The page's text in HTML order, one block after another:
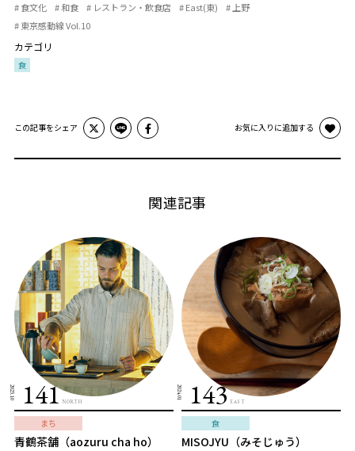
# 食文化 # 和食 # レストラン・飲食店 # East(東)
# 上野
# 東京感動線 Vol.10
カテゴリ
食
この記事をシェア お気に入りに追加する
関連記事
2023.10 141 NORTH
まち
青鶴茶舗（aozuru cha ho）
2024.01 143 EAST
食
MISOJYU（みそじゅう）